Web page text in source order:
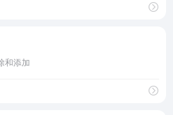
和添加